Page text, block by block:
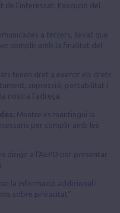
l'interessat. Execució del
a tercers, llevat que
complir amb la finalitat del
tenen dret a exercir els drets
supressió, portabilitat i
nostra l'adreça.
Mentre es mantingui la
per complir amb les
dirigir a l'AEPD per presentar
la informació addicional i
sobre privacitat”.